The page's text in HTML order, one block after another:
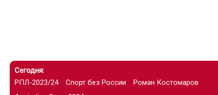
Сегодня:
РПЛ-2023/24
Спорт без России
Роман Костомаров